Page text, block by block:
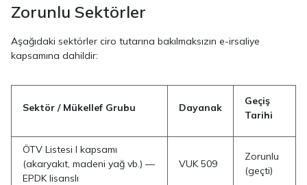
Zorunlu Sektörler
Aşağıdaki sektörler ciro tutarına bakılmaksızın e-irsaliye
kapsamına dahildir:
Sektör / Mükellef Grubu Dayanak
Geçiş
Tarihi
ÖTV Listesi I kapsamı
(akaryakıt, madeni yağ vb.) —
EPDK lisanslı
VUK 509
Zorunlu
(geçti)